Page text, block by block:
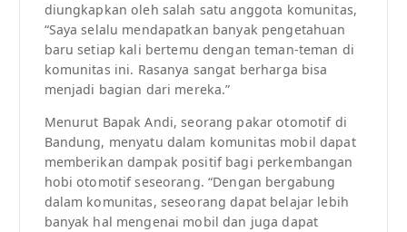
diungkapkan oleh salah satu anggota komunitas,
“Saya selalu mendapatkan banyak pengetahuan
baru setiap kali bertemu dengan teman-teman di
komunitas ini. Rasanya sangat berharga bisa
menjadi bagian dari mereka.”
Menurut Bapak Andi, seorang pakar otomotif di
Bandung, menyatu dalam komunitas mobil dapat
memberikan dampak positif bagi perkembangan
hobi otomotif seseorang. “Dengan bergabung
dalam komunitas, seseorang dapat belajar lebih
banyak hal mengenai mobil dan juga dapat